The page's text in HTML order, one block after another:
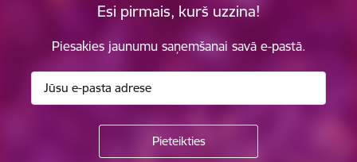
Esi pirmais, kurš uzzina!
Piesakies jaunumu saņemšanai savā e-pastā.